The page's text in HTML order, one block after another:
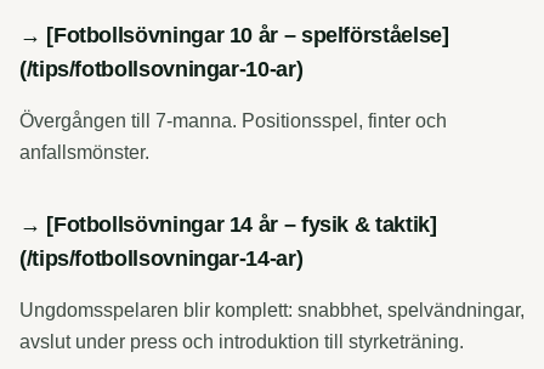
→ [Fotbollsövningar 10 år – spelförståelse]
(/tips/fotbollsovningar-10-ar)
Övergången till 7-manna. Positionsspel, finter och
anfallsmönster.
→ [Fotbollsövningar 14 år – fysik & taktik]
(/tips/fotbollsovningar-14-ar)
Ungdomsspelaren blir komplett: snabbhet, spelvändningar,
avslut under press och introduktion till styrketräning.